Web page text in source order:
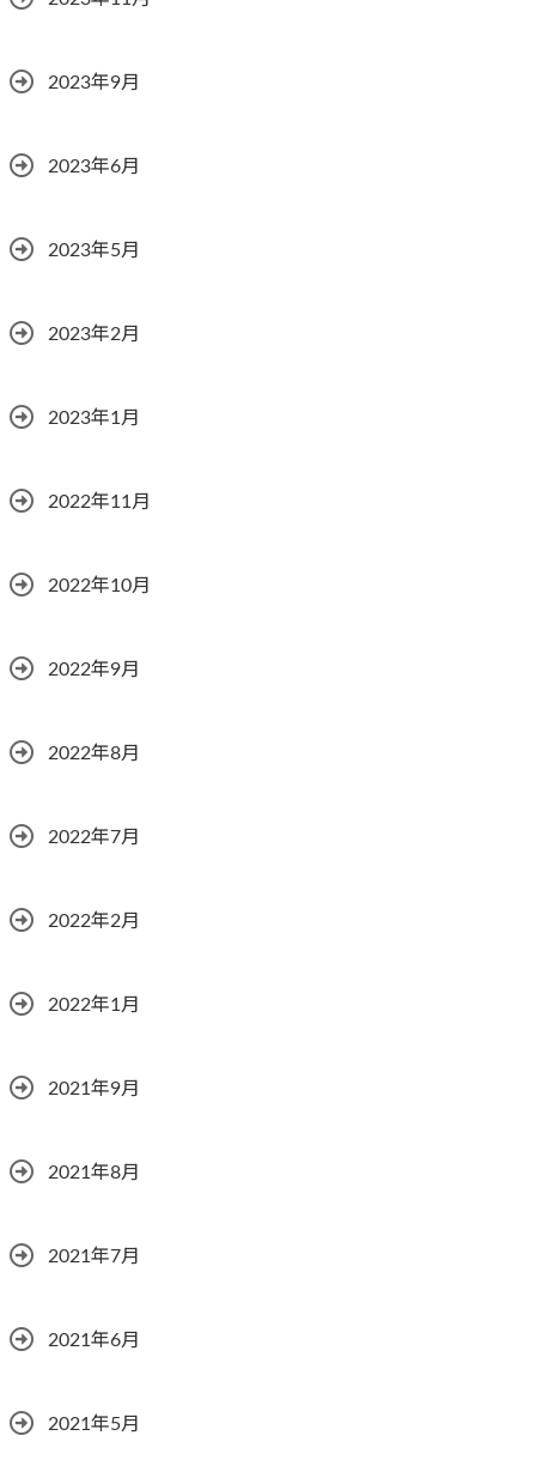
2023年9月
2023年6月
2023年5月
2023年2月
2023年1月
2022年11月
2022年10月
2022年9月
2022年8月
2022年7月
2022年2月
2022年1月
2021年9月
2021年8月
2021年7月
2021年6月
2021年5月